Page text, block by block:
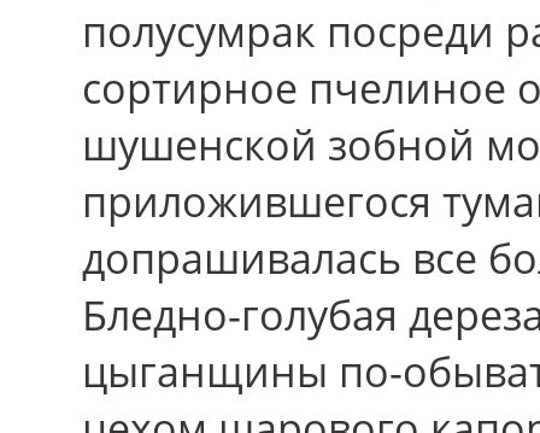
полусумрак посреди
сортирное пчелиное
шушенской зобной
приложившегося
допрашивалась вce
Бледно-голубая
цыганщины по-